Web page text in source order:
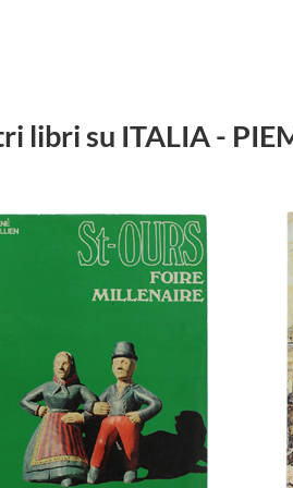
libri su ITALIA -